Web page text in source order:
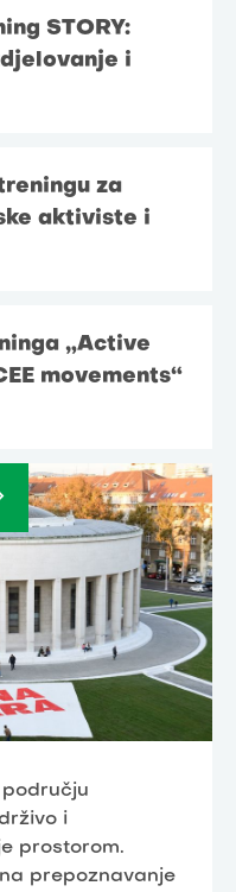
STORY:
i
za
aktiviste i
„Active
movements“
i
prostorom.
prepoznavanje